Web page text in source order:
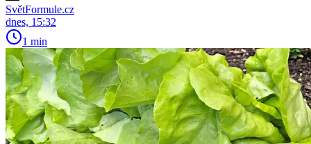
SvětFormule.cz
dnes, 15:32
1 min